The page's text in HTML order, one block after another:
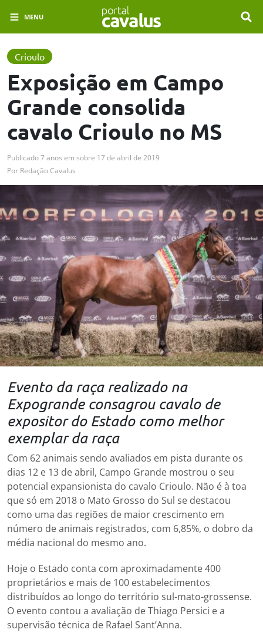
MENU
Crioulo
Exposição em Campo
Grande consolida
cavalo Crioulo no MS
Publicado7 anos em sobre 17 de abril de 2019
Por Redação Cavalus
Evento da raça realizado na
Expogrande consagrou cavalo de
expositor do Estado como melhor
exemplar da raça
Com 62 animais sendo avaliados em pista durante os
dias 12 e 13 de abril, Campo Grande mostrou o seu
potencial expansionista do cavalo Crioulo. Não é à toa
que só em 2018 o Mato Grosso do Sul se destacou
como uma das regiões de maior crescimento em
número de animais registrados, com 6,85%, o dobro da
média nacional do mesmo ano.
Hoje o Estado conta com aproximadamente 400
proprietários e mais de 100 estabelecimentos
distribuídos ao longo do território sul-mato-grossense.
O evento contou a avaliação de Thiago Persici e a
supervisão técnica de Rafael Sant’Anna.